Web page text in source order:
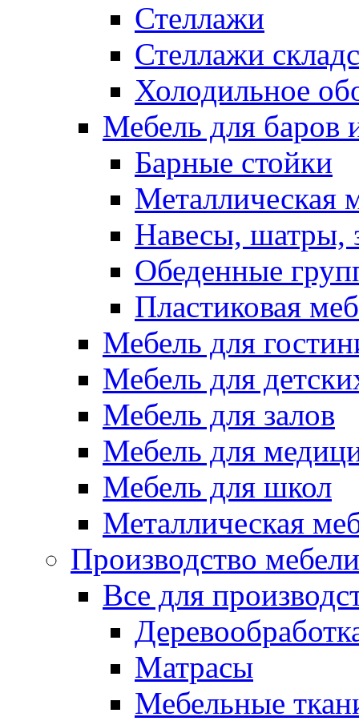
Стеллажи
Стеллажи
Холодильное
Мебель для баров
Барные стойки
Металлическая
Навесы, шатры,
Обеденные
Пластиковая
Мебель для
Мебель для
Мебель для залов
Мебель для
Мебель для школ
Металлическая
Производство мебели
Все для
Матрасы
Мебельные